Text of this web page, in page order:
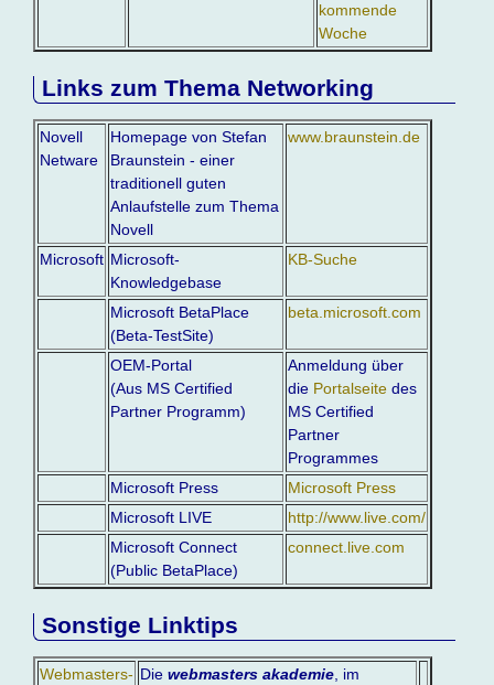
kommende
Woche
Links zum Thema Networking
Novell
Netware
Homepage von Stefan
Braunstein - einer
traditionell guten
Anlaufstelle zum Thema
Novell
www.braunstein.de
Microsoft Microsoft-
Knowledgebase
KB-Suche
Microsoft BetaPlace
(Beta-TestSite)
beta.microsoft.com
OEM-Portal
(Aus MS Certified
Partner Programm)
Anmeldung über
die Portalseite des
MS Certified
Partner
Programmes
Microsoft Press
Microsoft Press
Microsoft LIVE
http://www.live.com/
Microsoft Connect
(Public BetaPlace)
connect.live.com
Sonstige Linktips
Webmasters- Diewebmasters akademie, im